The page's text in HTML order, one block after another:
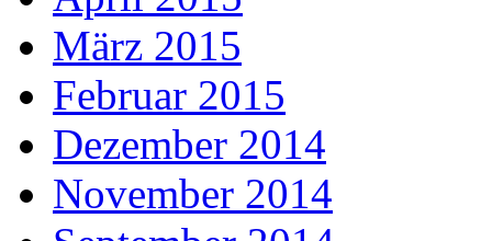
März 2015
Februar 2015
Dezember 2014
November 2014